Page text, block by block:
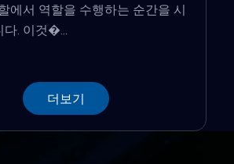
에서 역할을 수행하는 순간을 시
. 이것�...
더보기